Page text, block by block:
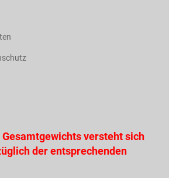
Gesamtgewichts versteht sich
der entsprechenden